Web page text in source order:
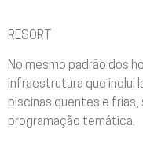
RESORT
No mesmo padrão dos
infraestrutura que inclui
piscinas quentes e
programação temática.